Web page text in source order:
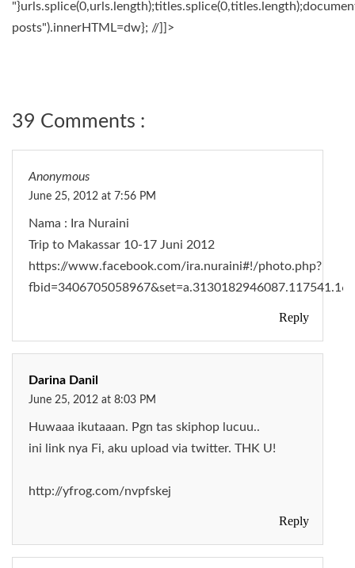
posts").innerHTML=dw}; //]]>
39 Comments :
Anonymous
June 25, 2012 at 7:56 PM
Nama : Ira Nuraini
Trip to Makassar 10-17 Juni 2012
https://www.facebook.com/ira.nuraini#!/photo.php?
Reply
Darina Danil
June 25, 2012 at 8:03 PM
Huwaaa ikutaaan. Pgn tas skiphop lucuu..
ini link nya Fi, aku upload via twitter. THK U!
http://yfrog.com/nvpfskej
Reply